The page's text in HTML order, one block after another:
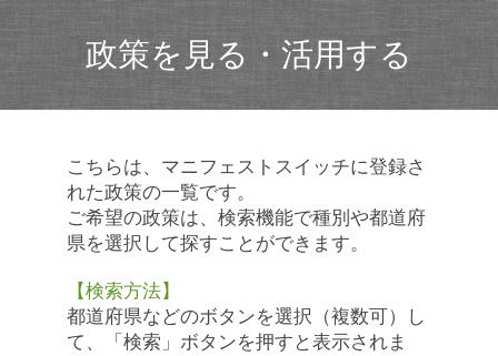
政策を見る・活用する
こちらは、マニフェストスイッチに登録さ
れた政策の一覧です。
ご希望の政策は、検索機能で種別や都道府
県を選択して探すことができます。
【検索方法】
都道府県などのボタンを選択（複数可）し
て、「検索」ボタンを押すと表示されま